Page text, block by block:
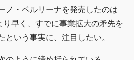
ノ・ベルリーナを発売したのは
早く、すでに事業拡大の矛先を
という事実に、注目したい。